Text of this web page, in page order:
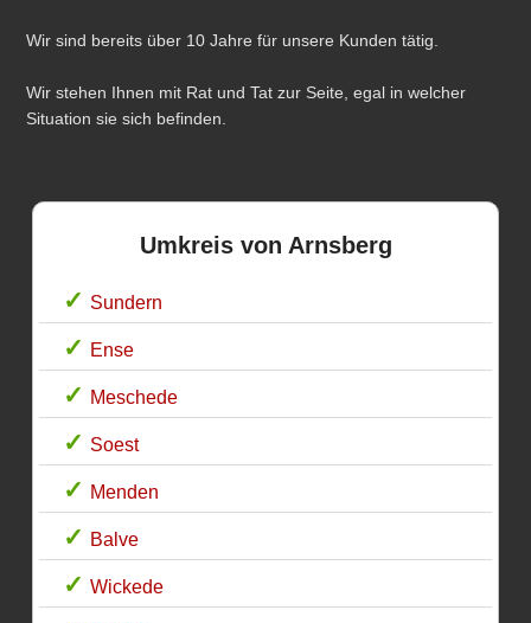
Wir sind bereits über 10 Jahre für unsere Kunden tätig.
Wir stehen Ihnen mit Rat und Tat zur Seite, egal in welcher
Situation sie sich befinden.
Umkreis von Arnsberg
Sundern
Ense
Meschede
Soest
Menden
Balve
Wickede